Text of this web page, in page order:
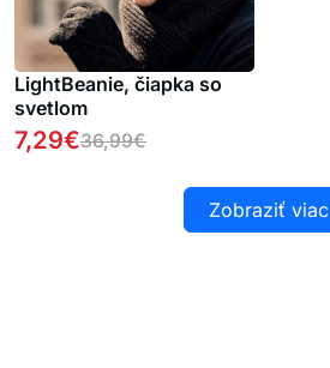
LightBeanie, čiapka so
svetlom
7,29€36,99€
Zobraziť viac